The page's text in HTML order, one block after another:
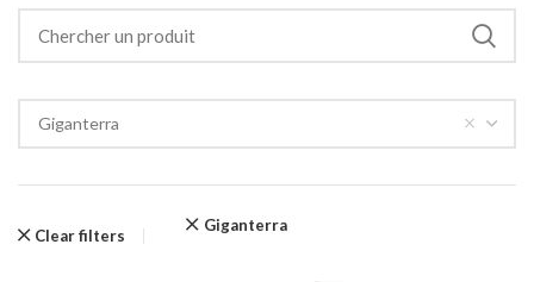
Giganterra
Clear filters
Giganterra